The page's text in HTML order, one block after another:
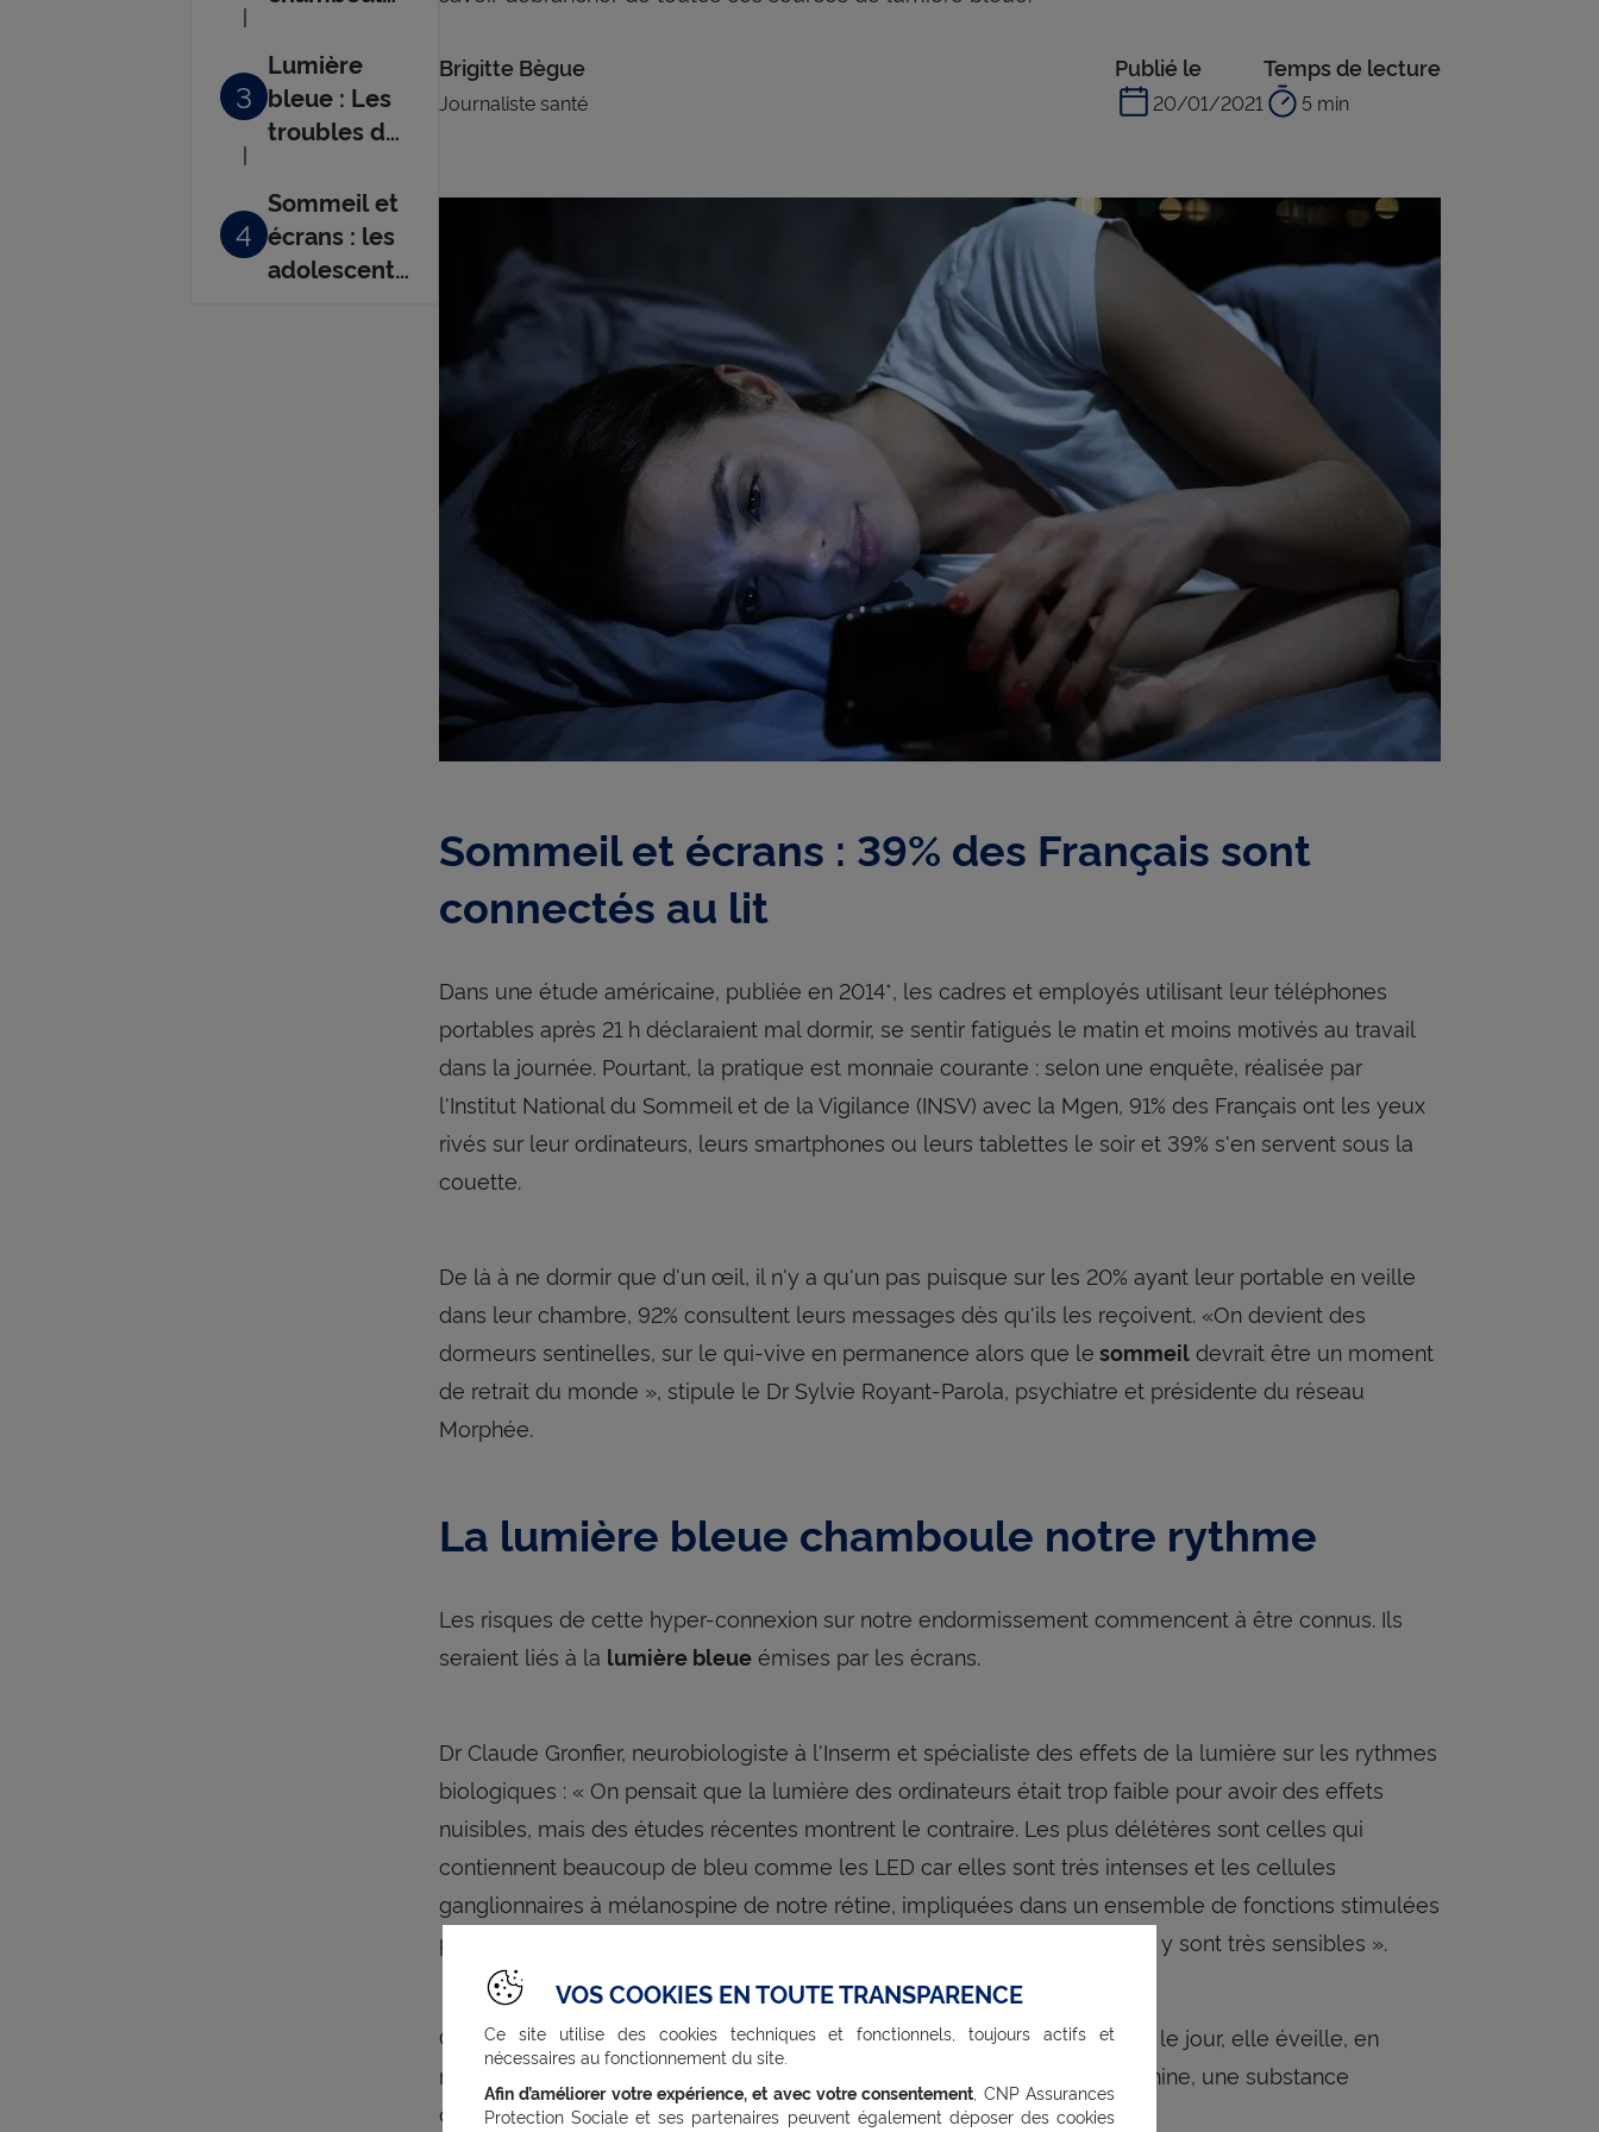
rythme
3
Lumière
bleue : Les
troubles du
augmentent
4
Sommeil et
écrans : les
adolescents
Brigitte Bègue
Journaliste santé
Publié le
20/01/2021
Temps de lecture
5 min
Sommeil et écrans : 39% des Français sont
connectés au lit
Dans une étude américaine, publiée en 2014*, les cadres et employés utilisant leur téléphones
portables après 21 h déclaraient mal dormir, se sentir fatigués le matin et moins motivés au travail
dans la journée. Pourtant, la pratique est monnaie courante : selon une enquête, réalisée par
l'Institut National du Sommeil et de la Vigilance (INSV) avec la Mgen, 91% des Français ont les yeux
rivés sur leur ordinateurs, leurs smartphones ou leurs tablettes le soir et 39% s'en servent sous la
couette.
De là à ne dormir que d'un œil, il n'y a qu'un pas puisque sur les 20% ayant leur portable en veille
dans leur chambre, 92% consultent leurs messages dès qu'ils les reçoivent. «On devient des
dormeurs sentinelles, sur le qui-vive en permanence alors que le sommeil devrait être un moment
de retrait du monde », stipule le Dr Sylvie Royant-Parola, psychiatre et présidente du réseau
Morphée.
La lumière bleue chamboule notre rythme
Les risques de cette hyper-connexion sur notre endormissement commencent à être connus. Ils
seraient liés à la lumière bleue émises par les écrans.
Dr Claude Gronfier, neurobiologiste à l'Inserm et spécialiste des effets de la lumière sur les rythmes
biologiques : « On pensait que la lumière des ordinateurs était trop faible pour avoir des effets
nuisibles, mais des études récentes montrent le contraire. Les plus délétères sont celles qui
contiennent beaucoup de bleu comme les LED car elles sont très intenses et les cellules
ganglionnaires à mélanospine de notre rétine, impliquées dans un ensemble de fonctions stimulées
par la lumière comme le sommeil, la vigilance, la cognition et l'humeur, y sont très sensibles ».
On sait, par ailleurs, que la lumière influe sur notrehorloge biologique
: le jour, elle éveille, en
revanche, le soir, elle dérègle car elle empêche la sécrétion de mélatonine, une substance
chimique qui facilite le sommeil.
VOS COOKIES EN TOUTE TRANSPARENCE
Ce site utilise des cookies techniques et fonctionnels, toujours actifs et
nécessaires au fonctionnement du site.
Afin d’améliorer votre expérience, et avec votre consentement , CNP Assurances
Protection Sociale et ses partenaires peuvent également déposer des cookies